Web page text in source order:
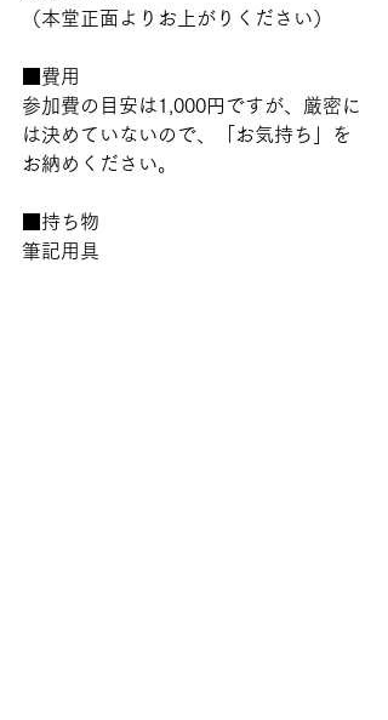
（本堂正面よりお上がりください）
■費用
参加費の目安は1,000円ですが、厳密に
は決めていないので、「お気持ち」を
お納めください。
■持ち物
筆記用具